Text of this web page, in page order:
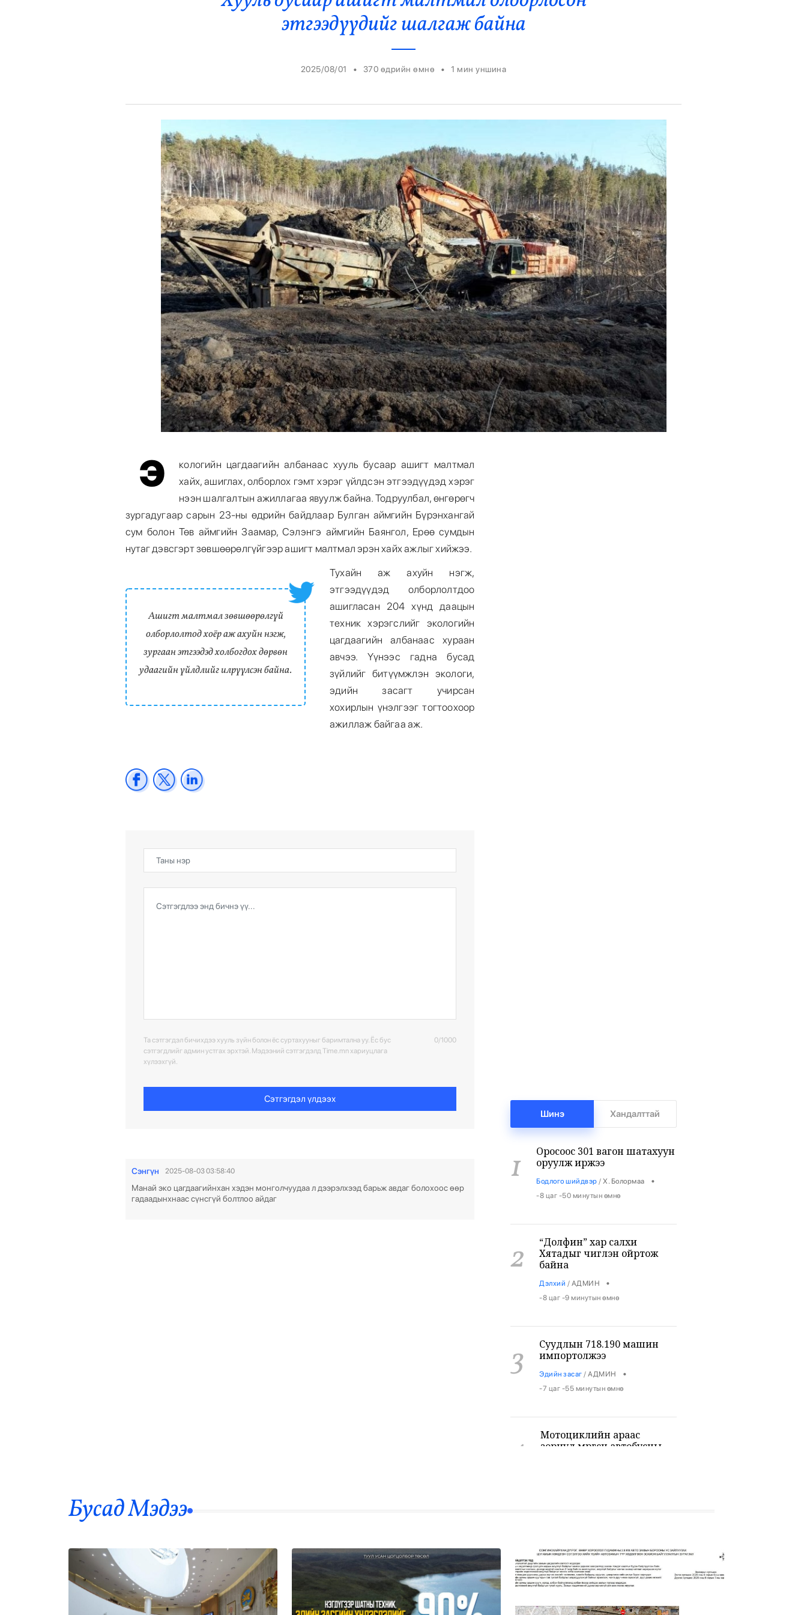
Энтертайнмент
Эрэн Сурвалжилга
Ерөнхийлөгч
этгээдүүдийг шалгаж байна
2025/08/01 • 370 өдрийн өмнө • 1 мин уншина
Э
кологийн цагдаагийн албанаас хууль бусаар ашигт малтмал
хайх, ашиглах, олборлох гэмт хэрэг үйлдсэн этгээдүүдэд хэрэг
нээн шалгалтын ажиллагаа явуулж байна. Тодруулбал, өнгөрөгч
зургадугаар сарын 23-ны өдрийн байдлаар Булган аймгийн Бүрэнхангай
сум болон Төв аймгийн Заамар, Сэлэнгэ аймгийн Баянгол, Ерөө сумдын
нутаг дэвсгэрт зөвшөөрөлгүйгээр ашигт малтмал эрэн хайх ажлыг хийжээ.
Ашигт малтмал зөвшөөрөлгүй
олборлолтод хоёр аж ахуйн нэгж,
зургаан этгээдэд холбогдох дөрвөн
удаагийн үйлдлийг илрүүлсэн байна.
Тухайн аж ахуйн нэгж,
этгээдүүдэд олборлолтдоо
ашигласан 204 хүнд даацын
техник хэрэгслийг экологийн
цагдаагийн албанаас хураан
авчээ. Үүнээс гадна бусад
зүйлийг битүүмжлэн экологи,
эдийн засагт учирсан
хохирлын үнэлгээг тогтоохоор
ажиллаж байгаа аж.
Та сэтгэгдэл бичихдээ хууль зүйн болон ёс суртахууныг баримтална уу. Ёс бус
сэтгэгдлийг админ устгах эрхтэй. Мэдээний сэтгэгдэлд Time.mn хариуцлага
хүлээхгүй.
0/1000
Сэтгэгдэл үлдээх
Сэнгүн 2025-08-03 03:58:40
Манай эко цагдаагийнхан хэдэн монголчуудаа л дээрэлхээд барьж авдаг болохоос өөр
гадаадынхнаас сүнсгүй болтлоо айдаг
Шинэ Хандалттай
1
Оросоос 301 вагон шатахуун
оруулж иржээ
Бодлого шийдвэр / Х. Болормаа •
-8 цаг -50 минутын өмнө
2
“Долфин” хар салхи
Хятадыг чиглэн ойртож
байна
Дэлхий / АДМИН •
-8 цаг -9 минутын өмнө
3
Суудлын 718.190 машин
импортолжээ
Эдийн засаг / АДМИН •
-7 цаг -55 минутын өмнө
4
Мотоциклийн араас
зориуд мөргөсөн автобусны
5
жюү жицүгийн Дэлхийн
аварга төрлөө
Спорт/Х. Болормаа •
Бусад Mэдээ